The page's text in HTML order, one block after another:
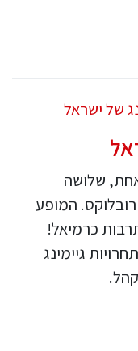
אחת, שלושה
המופע
כרמיאל!
גיימינג